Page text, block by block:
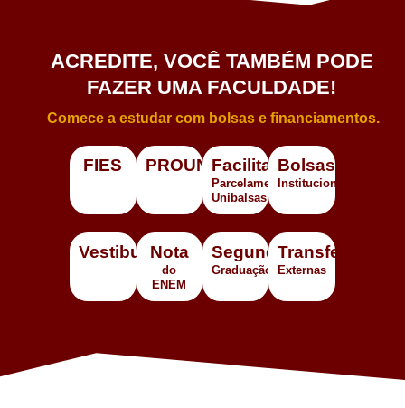
ACREDITE, VOCÊ TAMBÉM PODE
FAZER UMA FACULDADE!
Comece a estudar com bolsas e financiamentos.
FIES PROUNIFacilita
Parcelamento
Unibalsas
Bolsas
Institucionais
VestibularNota
do
ENEM
Segunda
Graduação
Transferência
Externas